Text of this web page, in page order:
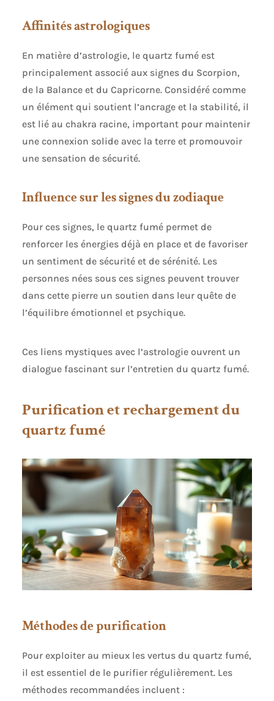
Affinités astrologiques
En matière d’astrologie, le quartz fumé est
principalement associé aux signes du Scorpion,
de la Balance et du Capricorne. Considéré comme
un élément qui soutient l’ancrage et la stabilité, il
est lié au chakra racine, important pour maintenir
une connexion solide avec la terre et promouvoir
une sensation de sécurité.
Influence sur les signes du zodiaque
Pour ces signes, le quartz fumé permet de
renforcer les énergies déjà en place et de favoriser
un sentiment de sécurité et de sérénité. Les
personnes nées sous ces signes peuvent trouver
dans cette pierre un soutien dans leur quête de
l’équilibre émotionnel et psychique.
Ces liens mystiques avec l’astrologie ouvrent un
dialogue fascinant sur l’entretien du quartz fumé.
Purification et rechargement du
quartz fumé
Méthodes de purification
Pour exploiter au mieux les vertus du quartz fumé,
il est essentiel de le purifier régulièrement. Les
méthodes recommandées incluent :